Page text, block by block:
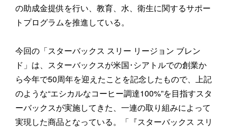
の助成金提供を行い、教育、水、衛生に関するサポー
トプログラムを推進している。
今回の「スターバックス スリー リージョン ブレン
ド」は、スターバックスが米国･シアトルでの創業か
ら今年で50周年を迎えたことを記念したもので、上記
のような“エシカルなコーヒー調達100%”を目指すスタ
ーバックスが実施してきた、一連の取り組みによって
実現した商品となっている。「『スターバックス スリ